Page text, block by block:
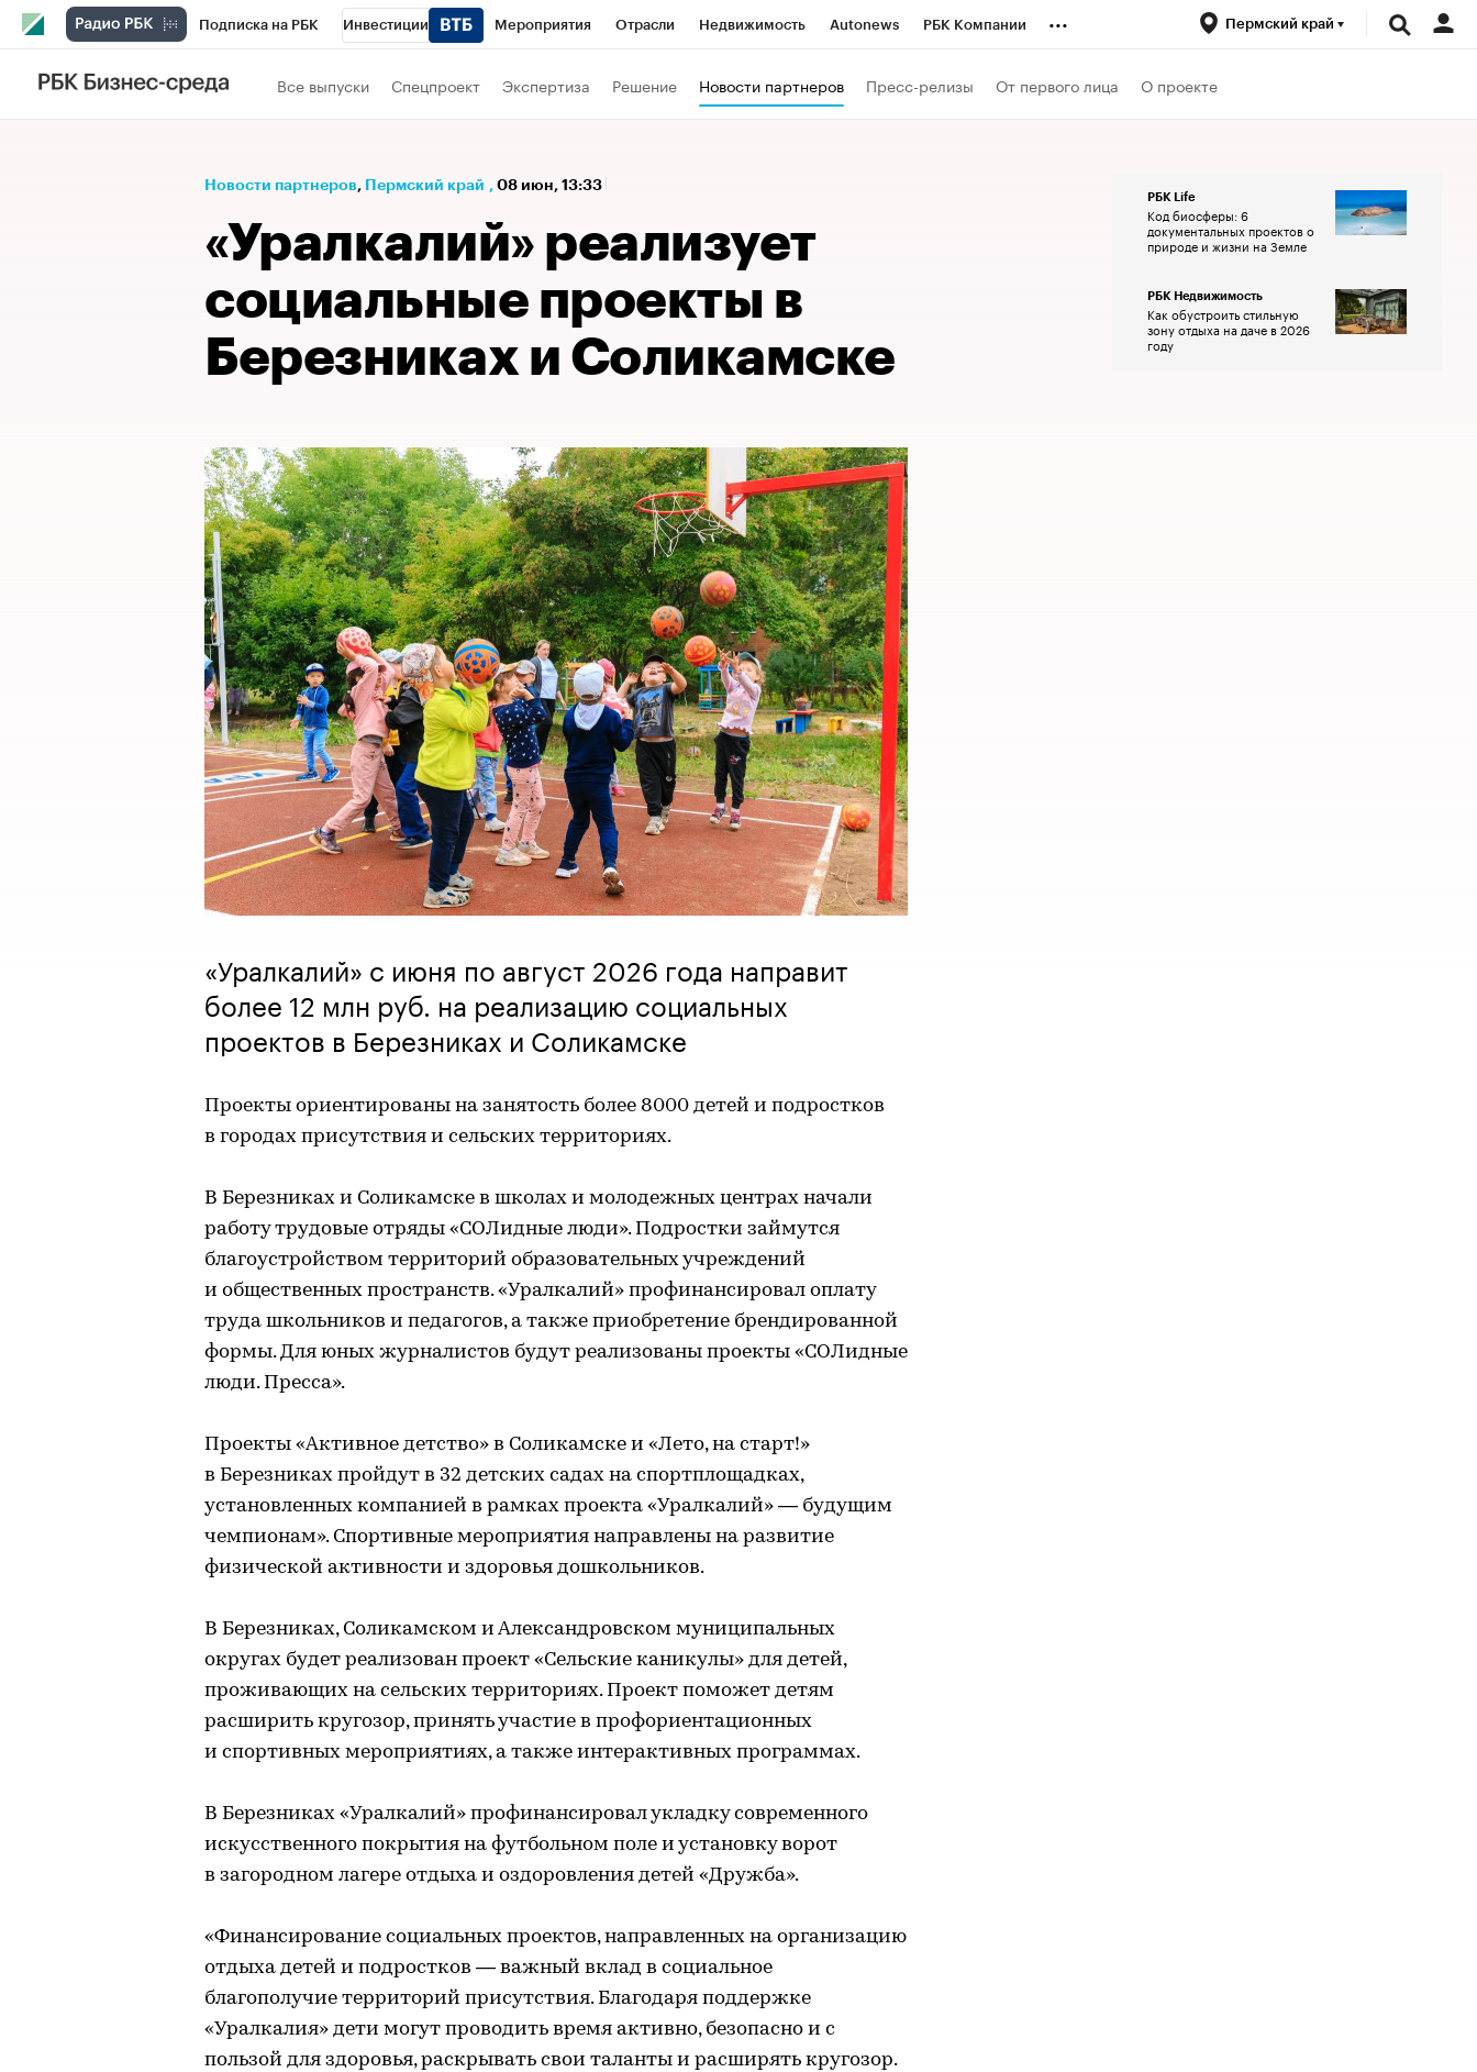
Подписка на РБК Инвестиции Мероприятия Отрасли Недвижимость Autonews РБК Компании
Телеканал
Спецпроекты Проверка контрагентов
Рынок наличной валюты
... Пермский край
Все выпуски Спецпроект Экспертиза Решение Новости партнеров Пресс-релизы От первого лица О проекте
Новости партнеров⁠, Пермский край , 08 июн, 13:33
«Уралкалий» реализует
социальные проекты в
Березниках и Соликамске
«Уралкалий» с июня по август 2026 года направит
более 12 млн руб. на реализацию социальных
проектов в Березниках и Соликамске
Проекты ориентированы на занятость более 8000 детей и подростков
в городах присутствия и сельских территориях.
В Березниках и Соликамске в школах и молодежных центрах начали
работу трудовые отряды «СОЛидные люди». Подростки займутся
благоустройством территорий образовательных учреждений
и общественных пространств. «Уралкалий» профинансировал оплату
труда школьников и педагогов, а также приобретение брендированной
формы. Для юных журналистов будут реализованы проекты «СОЛидные
люди. Пресса».
Проекты «Активное детство» в Соликамске и «Лето, на старт!»
в Березниках пройдут в 32 детских садах на спортплощадках,
установленных компанией в рамках проекта «Уралкалий» — будущим
чемпионам». Спортивные мероприятия направлены на развитие
физической активности и здоровья дошкольников.
В Березниках, Соликамском и Александровском муниципальных
округах будет реализован проект «Сельские каникулы» для детей,
проживающих на сельских территориях. Проект поможет детям
расширить кругозор, принять участие в профориентационных
и спортивных мероприятиях, а также интерактивных программах.
В Березниках «Уралкалий» профинансировал укладку современного
искусственного покрытия на футбольном поле и установку ворот
в загородном лагере отдыха и оздоровления детей «Дружба».
«Финансирование социальных проектов, направленных на организацию
отдыха детей и подростков — важный вклад в социальное
благополучие территорий присутствия. Благодаря поддержке
«Уралкалия» дети могут проводить время активно, безопасно и с
пользой для здоровья, раскрывать свои таланты и расширять кругозор.
РБК Life
Код биосферы: 6
документальных проектов о
природе и жизни на Земле
РБК Недвижимость
Как обустроить стильную
зону отдыха на даче в 2026
году